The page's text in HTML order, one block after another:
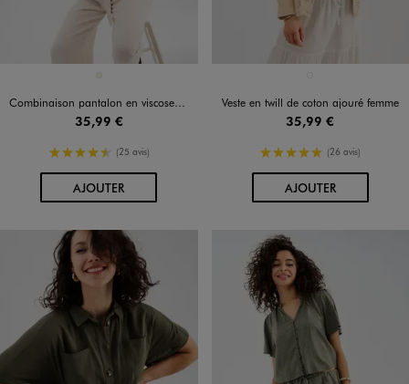
Combinaison pantalon en viscose et lin à haut chemise femme
35,99 €
4.5/5 de moyenne
(25 avis)
AJOUTERAU PANIER
Veste en twill de coton ajouré femme
35,99 €
5/5 de moyenne
(26 avis)
AJOUTERAU PANIER